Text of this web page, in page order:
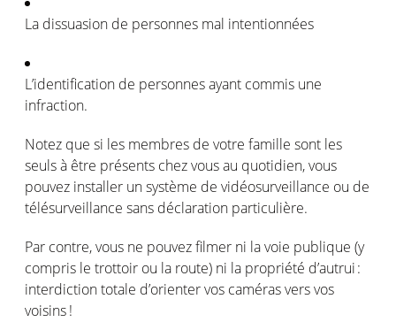
La dissuasion de personnes mal intentionnées
L’identification de personnesayant commis une
infraction.
Notez que si les membres de votre famille sont les
seuls à être présents chezvousau quotidien,vous
pouvez installer unsystème de vidéosurveillance ou de
télésurveillance sans déclaration particulière.
Par contre,vous ne pouvezfilmer ni lavoie publique (y
compris le trottoir ou la route) ni la propriété d’autrui:
interdictiontotale d’orientervos camérasversvos
voisins!